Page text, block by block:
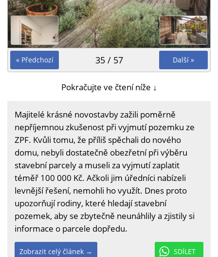
« Předchozí Další »
35 / 57
Pokračujte ve čtení níže ↓
Majitelé krásné novostavby zažili poměrně
nepříjemnou zkušenost při vyjmutí pozemku ze
ZPF. Kvůli tomu, že příliš spěchali do nového
domu, nebyli dostatečně obezřetní při výběru
stavební parcely a museli za vyjmutí zaplatit
téměř 100 000 Kč. Ačkoli jim úředníci nabízeli
levnější řešení, nemohli ho využít. Dnes proto
upozorňují rodiny, které hledají stavební
pozemek, aby se zbytečně neunáhlily a zjistily si
informace o parcele dopředu.
SDÍLET
Zobrazit celý článek →